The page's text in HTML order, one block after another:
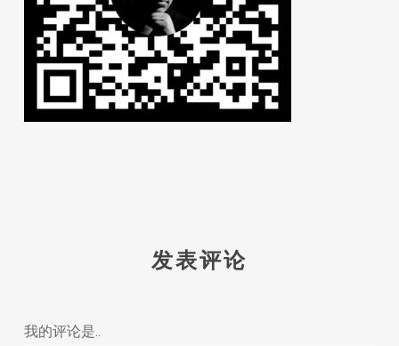
发表评论
我的评论是..